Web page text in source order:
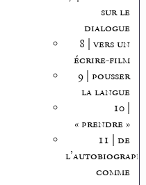
sur le
dialogue
8 | vers un
écrire-film
9 | pousser
la langue
10 |
« prendre »
11 | de
l’autobiographie
comme